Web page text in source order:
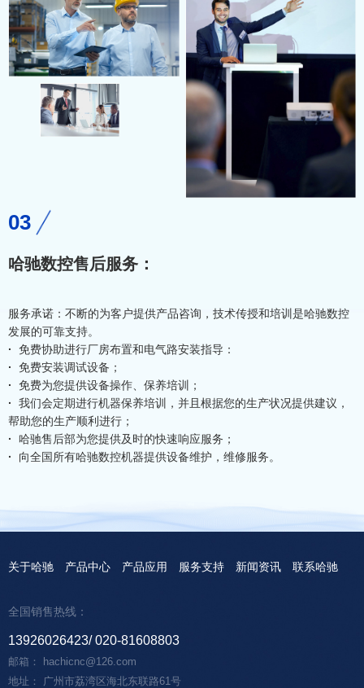
03
哈驰数控售后服务：
服务承诺：不断的为客户提供产品咨询，技术传授和培训是哈驰数控
发展的可靠支持。
· 免费协助进行厂房布置和电气路安装指导：
· 免费安装调试设备；
· 免费为您提供设备操作、保养培训；
· 我们会定期进行机器保养培训，并且根据您的生产状况提供建议，
帮助您的生产顺利进行；
· 哈驰售后部为您提供及时的快速响应服务；
· 向全国所有哈驰数控机器提供设备维护，维修服务。
关于哈驰 产品中心 产品应用 服务支持 新闻资讯 联系哈驰
全国销售热线：
13926026423 020-81608803
邮箱： hachicnc@126.com
地址： 广州市荔湾区海北东联路61号